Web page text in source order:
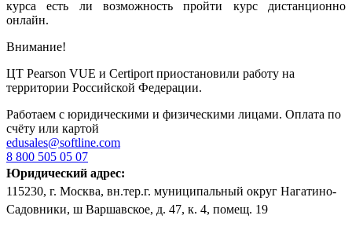
курса есть ли возможность пройти курс дистанционно
онлайн.
Внимание!
ЦТ Pearson VUE и Certiport приостановили работу на
территории Российской Федерации.
Работаем с юридическими и физическими лицами. Оплата по
счёту или картой
edusales@softline.com
8 800 505 05 07
Юридический адрес:
115230, г. Москва, вн.тер.г. муниципальный округ Нагатино-
Садовники, ш Варшавское, д. 47, к. 4, помещ. 19